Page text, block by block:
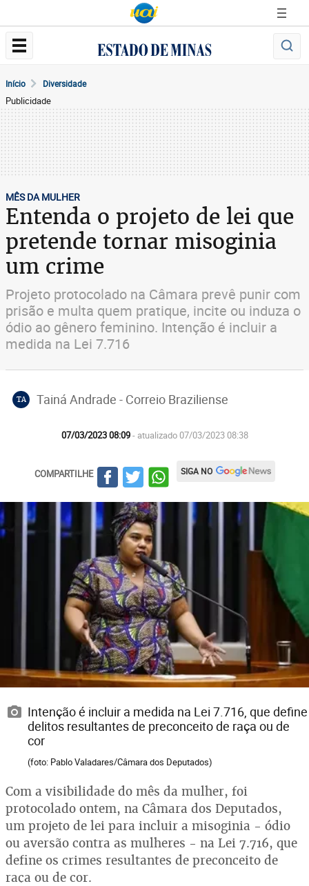
Início Diversidade
Publicidade
MÊS DA MULHER
Entenda o projeto de lei que
pretende tornar misoginia
um crime
Projeto protocolado na Câmara prevê punir com
prisão e multa quem pratique, incite ou induza o
ódio ao gênero feminino. Intenção é incluir a
medida na Lei 7.716
TA Tainá Andrade - Correio Braziliense
07/03/2023 08:09- atualizado 07/03/2023 08:38
COMPARTILHE SIGA NO
Intenção é incluir a medida na Lei 7.716, que define
delitos resultantes de preconceito de raça ou de
cor
(foto: Pablo Valadares/Câmara dos Deputados)
Com a visibilidade do mês da mulher, foi
protocolado ontem, na Câmara dos Deputados,
um projeto de lei para incluir a misoginia - ódio
ou aversão contra as mulheres - na Lei 7.716, que
define os crimes resultantes de preconceito de
raça ou de cor.